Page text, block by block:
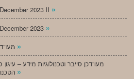
2023 II »
2023 »
»
מעו”דכן סייבר וטכנולוגיות מידע –
»